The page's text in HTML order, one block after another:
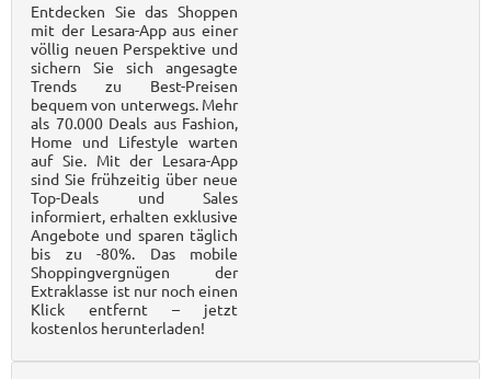
Entdecken Sie das Shoppen
mit der Lesara-App aus einer
völlig neuen Perspektive und
sichern Sie sich angesagte
Trends zu Best-Preisen
bequem von unterwegs. Mehr
als 70.000 Deals aus Fashion,
Home und Lifestyle warten
auf Sie. Mit der Lesara-App
sind Sie frühzeitig über neue
Top-Deals und Sales
informiert, erhalten exklusive
Angebote und sparen täglich
bis zu -80%. Das mobile
Shoppingvergnügen der
Extraklasse ist nur noch einen
Klick entfernt – jetzt
kostenlos herunterladen!